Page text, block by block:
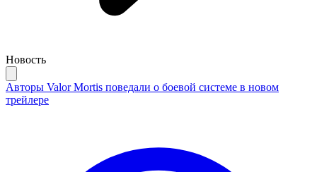
Новость
Авторы Valor Mortis поведали о боевой системе в новом
трейлере